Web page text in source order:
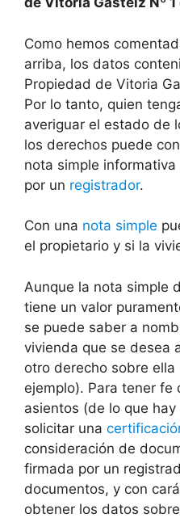
Como hemos
arriba, los datos
Propiedad de Vitoria
Por lo tanto, quien
averiguar el estado de
los derechos puede
nota simple
por un registrador.
Con una nota simple
el propietario y si la
Aunque la nota simple
tiene un valor
se puede saber a
vivienda que se desea
otro derecho sobre
ejemplo). Para tener fe
asientos (de lo que
solicitar una
consideración de
firmada por un
documentos, y con
obtener los datos